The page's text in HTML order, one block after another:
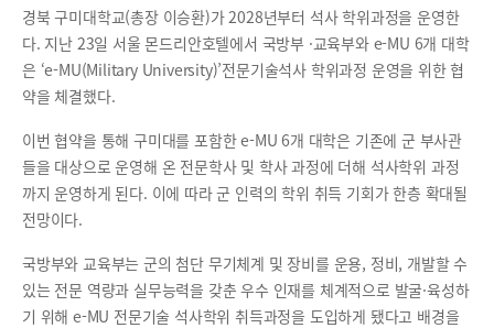
경북 구미대학교(총장 이승환)가 2028년부터 석사 학위과정을 운영한
다. 지난 23일 서울 몬드리안호텔에서 국방부 ·교육부와 e-MU 6개 대학
은 ‘e-MU(Military University)’전문기술석사 학위과정 운영을 위한 협
약을 체결했다.
이번 협약을 통해 구미대를 포함한 e-MU 6개 대학은 기존에 군 부사관
들을 대상으로 운영해 온 전문학사 및 학사 과정에 더해 석사학위 과정
까지 운영하게 된다. 이에 따라 군 인력의 학위 취득 기회가 한층 확대될
전망이다.
국방부와 교육부는 군의 첨단 무기체계 및 장비를 운용, 정비, 개발할 수
있는 전문 역량과 실무능력을 갖춘 우수 인재를 체계적으로 발굴·육성하
기 위해 e-MU 전문기술 석사학위 취득과정을 도입하게 됐다고 배경을